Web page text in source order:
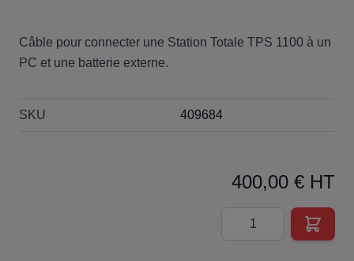
Câble pour connecter une Station Totale TPS 1100 à un
PC et une batterie externe.
SKU 409684
400,00 € HT
Quantité